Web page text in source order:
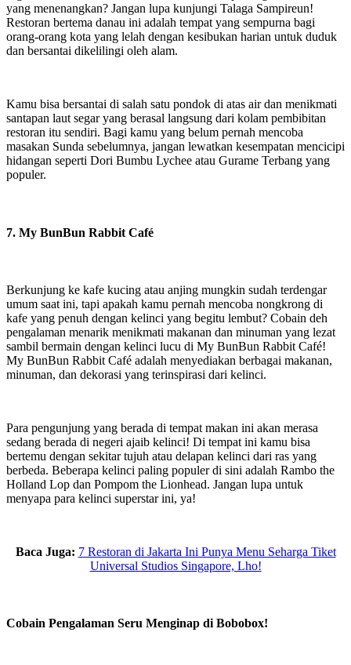
yang menenangkan? Jangan lupa kunjungi Talaga Sampireun!
Restoran bertema danau ini adalah tempat yang sempurna bagi
orang-orang kota yang lelah dengan kesibukan harian untuk duduk
dan bersantai dikelilingi oleh alam.
Kamu bisa bersantai di salah satu pondok di atas air dan menikmati
santapan laut segar yang berasal langsung dari kolam pembibitan
restoran itu sendiri. Bagi kamu yang belum pernah mencoba
masakan Sunda sebelumnya, jangan lewatkan kesempatan mencicipi
hidangan seperti Dori Bumbu Lychee atau Gurame Terbang yang
populer.
7. My BunBun Rabbit Café
Berkunjung ke kafe kucing atau anjing mungkin sudah terdengar
umum saat ini, tapi apakah kamu pernah mencoba nongkrong di
kafe yang penuh dengan kelinci yang begitu lembut? Cobain deh
pengalaman menarik menikmati makanan dan minuman yang lezat
sambil bermain dengan kelinci lucu di My BunBun Rabbit Café!
My BunBun Rabbit Café adalah menyediakan berbagai makanan,
minuman, dan dekorasi yang terinspirasi dari kelinci.
Para pengunjung yang berada di tempat makan ini akan merasa
sedang berada di negeri ajaib kelinci! Di tempat ini kamu bisa
bertemu dengan sekitar tujuh atau delapan kelinci dari ras yang
berbeda. Beberapa kelinci paling populer di sini adalah Rambo the
Holland Lop dan Pompom the Lionhead. Jangan lupa untuk
menyapa para kelinci superstar ini, ya!
Baca Juga: 7 Restoran di Jakarta Ini Punya Menu Seharga Tiket
Universal Studios Singapore, Lho!
Cobain Pengalaman Seru Menginap di Bobobox!